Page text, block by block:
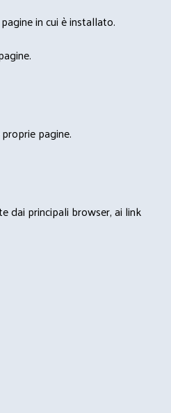
in cui è installato.
pagine.
dai principali browser, ai link